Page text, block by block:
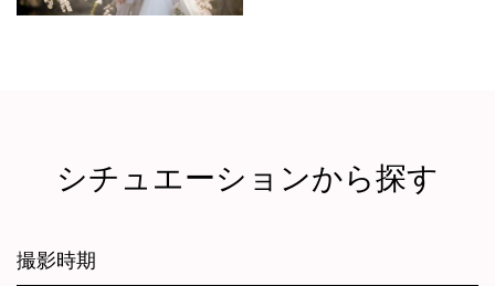
シチュエーションから探す
撮影時期